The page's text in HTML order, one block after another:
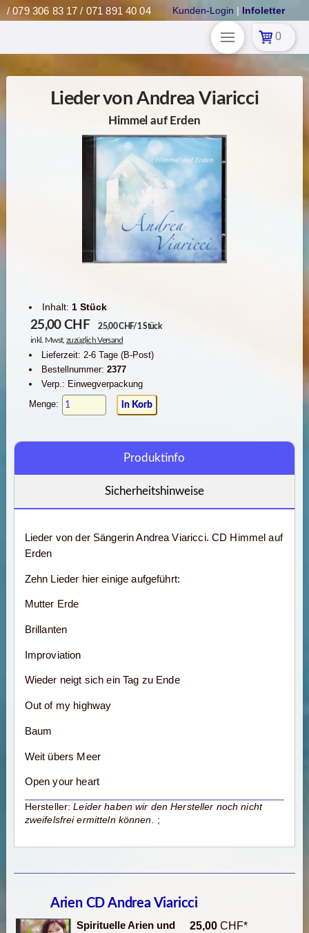
/ 079 306 83 17 / 071 891 40 04 Kunden-Login | Infoletter
0
Lieder von Andrea Viaricci
Himmel auf Erden
Inhalt: 1 Stück
25,00CHF
25,00 CHF/1 Stück
inkl. Mwst,zuzüglich Versand
Lieferzeit: 2-6 Tage (B-Post)
Bestellnummer: 2377
Verp.: Einwegverpackung
Menge:
Produktinfo
Sicherheitshinweise
Lieder von der Sängerin Andrea Viaricci. CD Himmel auf
Erden
Zehn Lieder hier einige aufgeführt:
Mutter Erde
Brillanten
Improviation
Wieder neigt sich ein Tag zu Ende
Out of my highway
Baum
Weit übers Meer
Open your heart
Hersteller:Leider haben wir den Hersteller noch nicht
zweifelsfrei ermitteln können.
;
Arien CD Andrea Viaricci
25,00 CHF*
Spirituelle Arien und